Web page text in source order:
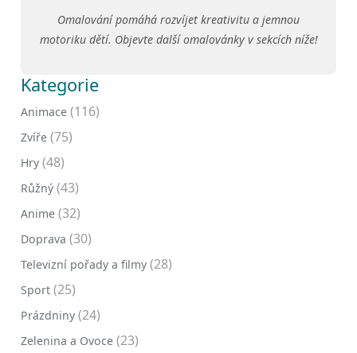
Omalování pomáhá rozvíjet kreativitu a jemnou
motoriku dětí. Objevte další omalovánky v sekcích níže!
Kategorie
Animace (116)
Zvíře (75)
Hry (48)
Růžný (43)
Anime (32)
Doprava (30)
Televizní pořady a filmy (28)
Sport (25)
Prázdniny (24)
Zelenina a Ovoce (23)